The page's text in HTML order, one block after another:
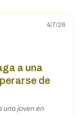
4/7/26
a una
de
una joven en